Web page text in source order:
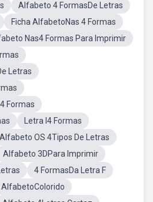
Alfabeto 4 FormasDe Letras
Ficha AlfabetoNas 4 Formas
Nas4 Formas Para Imprimir
Letras
Formas
Letra I4 Formas
Alfabeto OS 4Tipos De Letras
Alfabeto 3DPara Imprimir
4 FormasDa Letra F
AlfabetoColorido